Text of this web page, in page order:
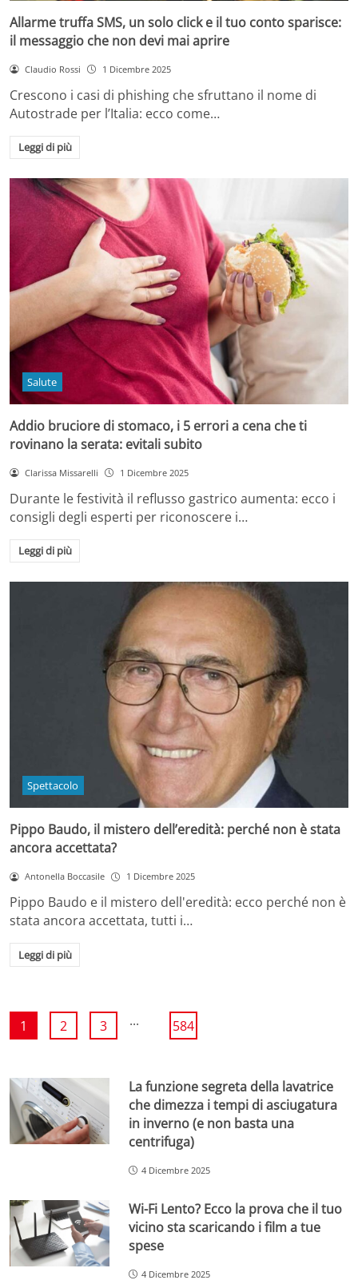
Allarme truffa SMS, un solo click e il tuo conto sparisce:
il messaggio che non devi mai aprire
Claudio Rossi 1 Dicembre 2025
Crescono i casi di phishing che sfruttano il nome di
Autostrade per l’Italia: ecco come…
Leggi di più
Salute
Addio bruciore di stomaco, i 5 errori a cena che ti
rovinano la serata: evitali subito
Clarissa Missarelli 1 Dicembre 2025
Durante le festività il reflusso gastrico aumenta: ecco i
consigli degli esperti per riconoscere i…
Leggi di più
Spettacolo
Pippo Baudo, il mistero dell’eredità: perché non è stata
ancora accettata?
Antonella Boccasile 1 Dicembre 2025
Pippo Baudo e il mistero dell'eredità: ecco perché non è
stata ancora accettata, tutti i…
Leggi di più
1 2 3 ... 584
La funzione segreta della lavatrice
che dimezza i tempi di asciugatura
in inverno (e non basta una
centrifuga)
4 Dicembre 2025
Wi-Fi Lento? Ecco la prova che il tuo
vicino sta scaricando i film a tue
spese
4 Dicembre 2025